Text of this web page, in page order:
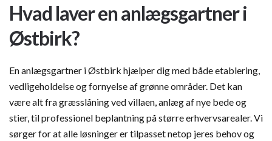
Hvad laver en anlægsgartner i
Østbirk?
En anlægsgartner i Østbirk hjælper dig med både etablering,
vedligeholdelse og fornyelse af grønne områder. Det kan
være alt fra græsslåning ved villaen, anlæg af nye bede og
stier, til professionel beplantning på større erhvervsarealer. Vi
sørger for at alle løsninger er tilpasset netop jeres behov og